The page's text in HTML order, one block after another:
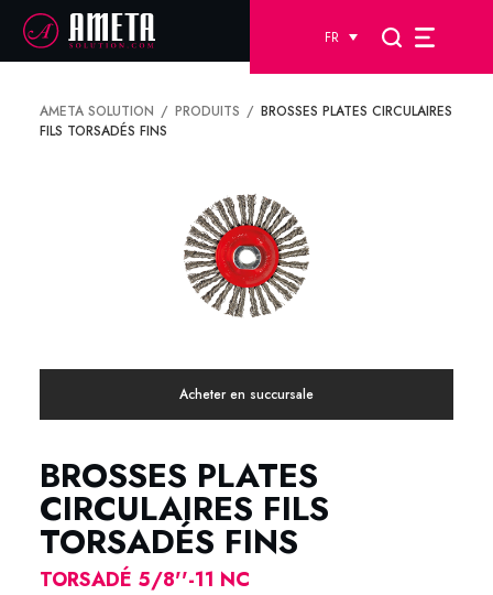
FR
AMETA SOLUTION PRODUITS
BROSSES PLATES CIRCULAIRES
FILS TORSADÉS FINS
Acheter en succursale
BROSSES PLATES
CIRCULAIRES FILS
TORSADÉS FINS
TORSADÉ 5/8''-11 NC